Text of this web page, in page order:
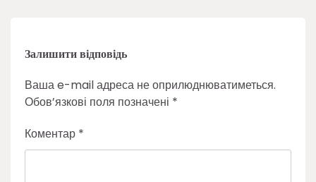
Залишити відповідь
Ваша e-mail адреса не оприлюднюватиметься.
Обов’язкові поля позначені *
Коментар *